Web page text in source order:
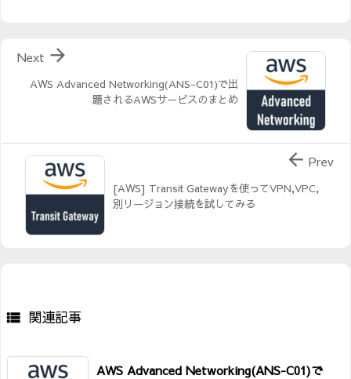
AWS Advanced Networking(ANS-C01)で出
題されるAWSサービスのまとめ

Next
[AWS] Transit Gatewayを使ってVPN,VPC,
別リージョン接続を試してみる
 Prev
 関連記事
AWS Advanced Networking(ANS-C01)で